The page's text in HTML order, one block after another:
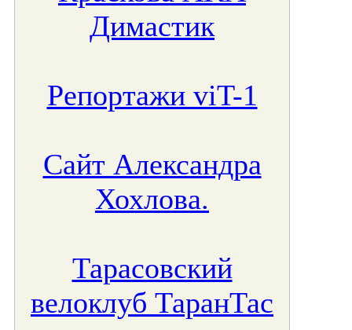
Димастик
Репортажи viT-1
Сайт Александра
Хохлова.
Тарасовский
велоклуб ТаранТас